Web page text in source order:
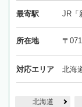
最寄駅 JR「
所在地 〒
対応エリア 北海
北海道